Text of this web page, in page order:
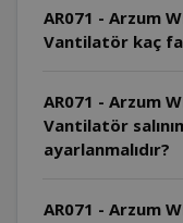
AR071 - Arzum Wındream Power Ayaklı
Vantilatör kaç
AR071 - Arzum Wındream Power Ayaklı
Vantilatör
ayarlanmalıdır?
AR071 - Arzum Wındream Power Ayaklı